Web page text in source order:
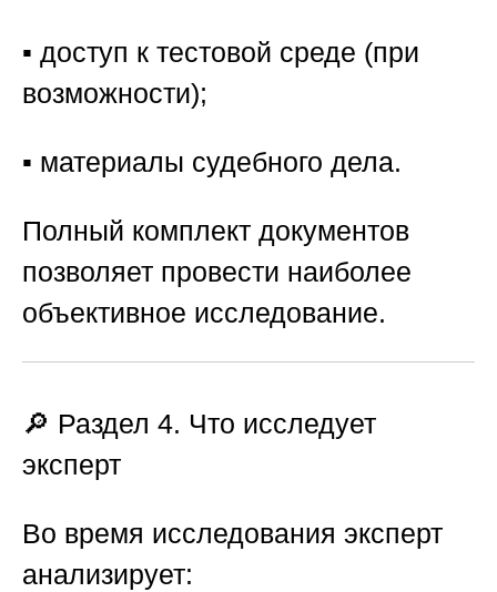
▪️ доступ к тестовой среде (при
возможности);
▪️ материалы судебного дела.
Полный комплект документов
позволяет провести наиболее
объективное исследование.
🔎 Раздел 4. Что исследует
эксперт
Во время исследования эксперт
анализирует: